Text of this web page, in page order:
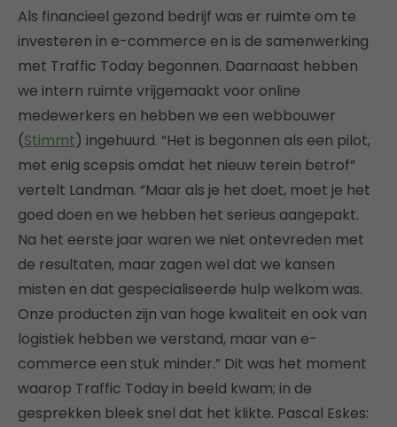
Als financieel gezond bedrijf was er ruimte om te
investeren in e-commerce en is de samenwerking
met Traffic Today begonnen. Daarnaast hebben
we intern ruimte vrijgemaakt voor online
medewerkers en hebben we een webbouwer
(Stimmt) ingehuurd. “Het is begonnen als een pilot,
met enig scepsis omdat het nieuw terein betrof”
vertelt Landman. “Maar als je het doet, moet je het
goed doen en we hebben het serieus aangepakt.
Na het eerste jaar waren we niet ontevreden met
de resultaten, maar zagen wel dat we kansen
misten en dat gespecialiseerde hulp welkom was.
Onze producten zijn van hoge kwaliteit en ook van
logistiek hebben we verstand, maar van e-
commerce een stuk minder.” Dit was het moment
waarop Traffic Today in beeld kwam; in de
gesprekken bleek snel dat het klikte. Pascal Eskes: